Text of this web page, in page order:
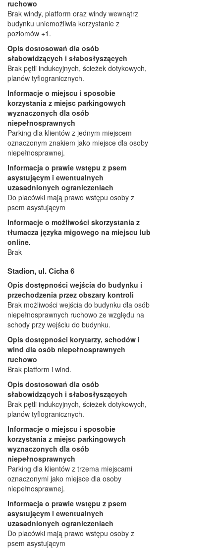
ruchowo
Brak windy, platform oraz windy wewnątrz
budynku uniemożliwia korzystanie z
poziomów +1.
Opis dostosowań dla osób
słabowidzących i słabosłyszących
Brak pętli indukcyjnych, ścieżek dotykowych,
planów tyflogranicznych.
Informacje o miejscu i sposobie
korzystania z miejsc parkingowych
wyznaczonych dla osób
niepełnosprawnych
Parking dla klientów z jednym miejscem
oznaczonym znakiem jako miejsce dla osoby
niepełnosprawnej.
Informacja o prawie wstępu z psem
asystującym i ewentualnych
uzasadnionych ograniczeniach
Do placówki mają prawo wstępu osoby z
psem asystującym
Informacje o możliwości skorzystania z
tłumacza języka migowego na miejscu lub
online.
Brak
Stadion, ul. Cicha 6
Opis dostępności wejścia do budynku i
przechodzenia przez obszary kontroli
Brak możliwości wejścia do budynku dla osób
niepełnosprawnych ruchowo ze względu na
schody przy wejściu do budynku.
Opis dostępności korytarzy, schodów i
wind dla osób niepełnosprawnych
ruchowo
Brak platform i wind.
Opis dostosowań dla osób
słabowidzących i słabosłyszących
Brak pętli indukcyjnych, ścieżek dotykowych,
planów tyflogranicznych.
Informacje o miejscu i sposobie
korzystania z miejsc parkingowych
wyznaczonych dla osób
niepełnosprawnych
Parking dla klientów z trzema miejscami
oznaczonymi jako miejsce dla osoby
niepełnosprawnej.
Informacja o prawie wstępu z psem
asystującym i ewentualnych
uzasadnionych ograniczeniach
Do placówki mają prawo wstępu osoby z
psem asystującym